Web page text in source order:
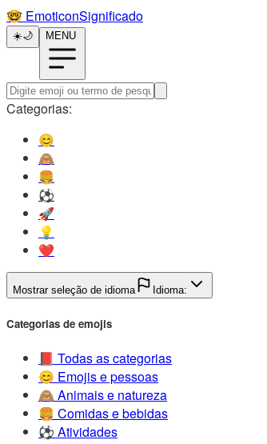
🤓️ EmoticonSignificado
☀️🌙 MENU
Categorias:
😊️
🙈️
🍔️
⚽️
🚀️
💡️
❤️
Mostrar seleção de idioma Idioma:
Categorias de emojis
📕️ Todas as categorias
😊️ Emojis e pessoas
🙈️ Animais e natureza
🍔️ Comidas e bebidas
⚽️ Atividades